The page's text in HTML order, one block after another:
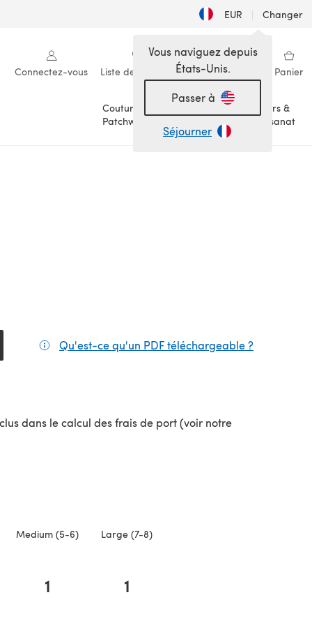
EUR | Changer
Connectez-vous Liste de souhaits Ma bibliothèque Panier
Couture &
Patchwork
Loisirs &
Artisanat
Vous naviguez depuis
États-Unis.
Passer à
Séjourner
Qu'est-ce qu'un PDF téléchargeable ?
dans le calcul des frais de port (voir notre
onglet)
Medium (5-6) Large (7-8)
1 1